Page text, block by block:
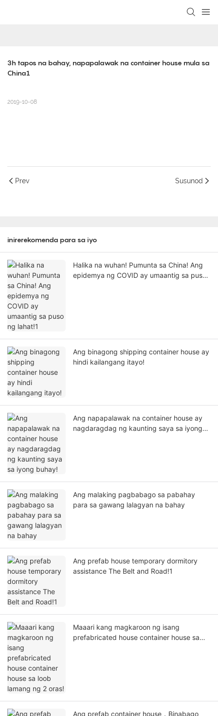
3h tapos na bahay, napapalawak na container house mula sa
China1
2019-10-08
Prev Susunod
inirerekomenda para sa iyo
Halika na wuhan! Pumunta sa China! Ang
epidemya ng COVID ay umaantig sa puso
Ang binagong shipping container house ay
hindi kailangang itayo!
Ang napapalawak na container house ay
nagdaragdag ng kaunting saya sa iyong
Ang malaking pagbabago sa pabahay
para sa gawang lalagyan na bahay
Ang prefab house temporary dormitory
assistance The Belt and Road!1
Maaari kang magkaroon ng isang
prefabricated house container house sa
Ang prefab container house，Binabago